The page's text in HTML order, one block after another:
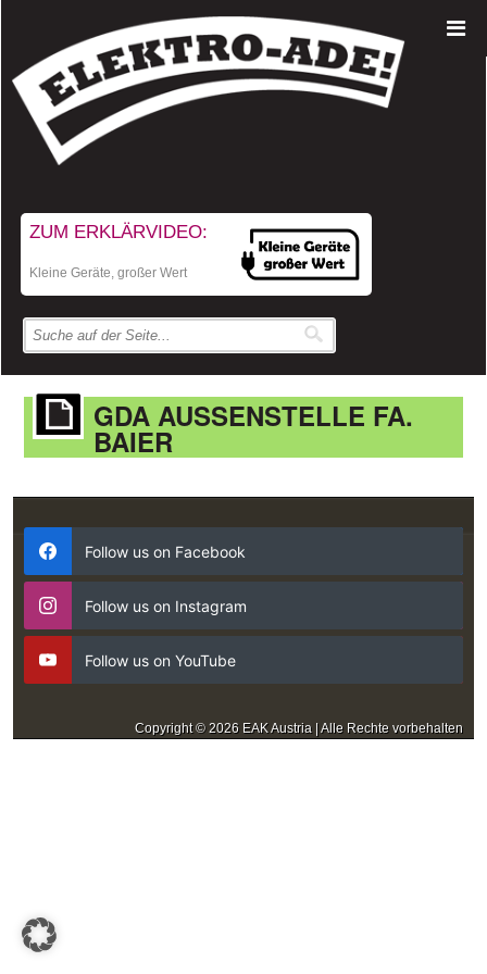
ZUM ERKLÄRVIDEO:
Kleine Geräte, großer Wert
GDA AUSSENSTELLE FA. B
AIER
Follow us on Facebook
Follow us on Instagram
Follow us on YouTube
Copyright © 2026 EAK Austria | Alle Rechte vorbehalten